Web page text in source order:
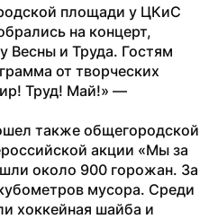
площади у ЦКиС
на концерт,
Весны и Труда. Гостям
от творческих
также общегородской
акции «Мы за
около 900 горожан. За
мусора. Среди
хоккейная шайба и